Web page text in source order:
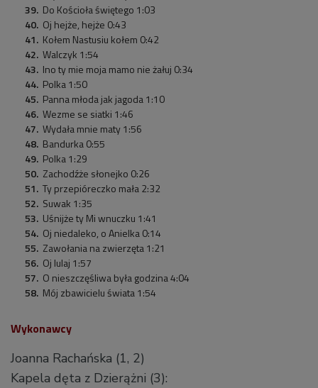
Do Kościoła świętego 1:03
Oj hejże, hejże 0:43
Kołem Nastusiu kołem 0:42
Walczyk 1:54
Ino ty mie moja mamo nie żałuj 0:34
Polka 1:50
Panna młoda jak jagoda 1:10
Wezme se siatki 1:46
Wydała mnie maty 1:56
Bandurka 0:55
Polka 1:29
Zachodźże słonejko 0:26
Ty przepióreczko mała 2:32
Suwak 1:35
Uśnijże ty Mi wnuczku 1:41
Oj niedaleko, o Anielka 0:14
Zawołania na zwierzęta 1:21
Oj lulaj 1:57
O nieszczęśliwa była godzina 4:04
Mój zbawicielu świata 1:54
Wykonawcy
Joanna Rachańska (1, 2)
Kapela dęta z Dzierążni (3):